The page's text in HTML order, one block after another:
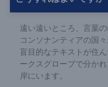
遠い遠いところ、言葉
コンソナンティアの国
盲目的なテキストが住
ークスグローブで分か
岸にいます。